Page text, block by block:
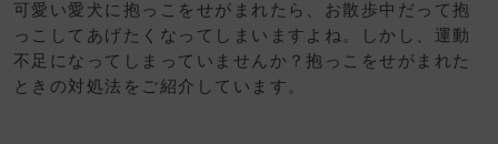
可愛い愛犬に抱っこをせがまれたら、お散歩中だって抱
っこしてあげたくなってしまいますよね。しかし、運動
不足になってしまっていませんか？抱っこをせがまれた
ときの対処法をご紹介しています。